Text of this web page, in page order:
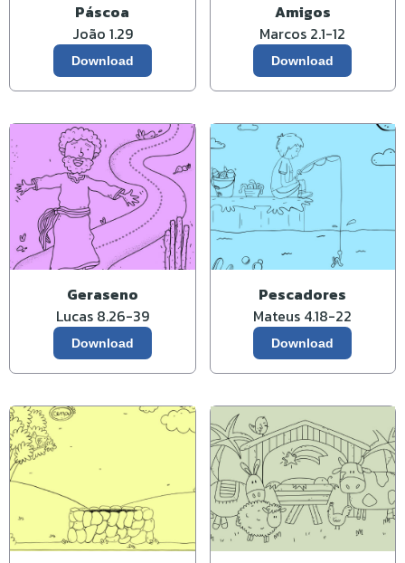
Páscoa
João 1.29
Download
Amigos
Marcos 2.1-12
Download
Geraseno
Lucas 8.26-39
Download
Pescadores
Mateus 4.18-22
Download